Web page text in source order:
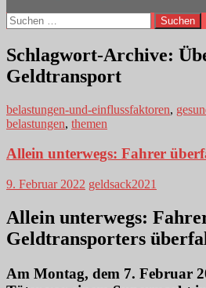
Suchen
nach:
Schlagwort-Archive:
Geldtransport
belastungen-und-einflussfaktoren,
belastungen, themen
Allein unterwegs: Fahrer
9. Februar 2022 geldsack2021
Allein unterwegs:
Geldtransporters
Am Montag, dem 7. Februar